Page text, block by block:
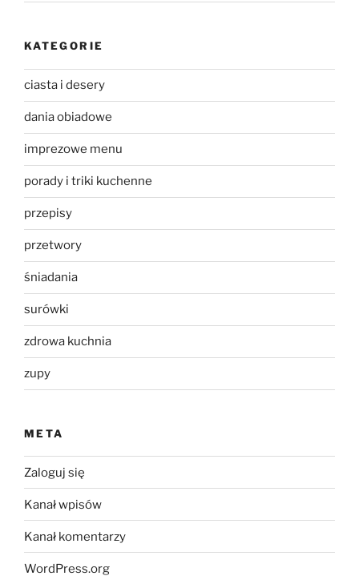
KATEGORIE
ciasta i desery
dania obiadowe
imprezowe menu
porady i triki kuchenne
przepisy
przetwory
śniadania
surówki
zdrowa kuchnia
zupy
META
Zaloguj się
Kanał wpisów
Kanał komentarzy
WordPress.org